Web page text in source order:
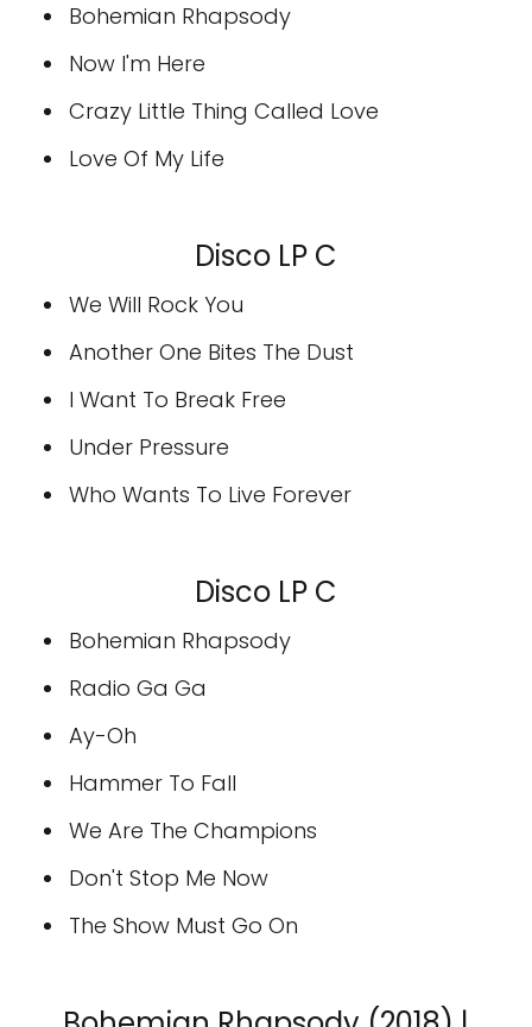
Bohemian Rhapsody
Now I'm Here
Crazy Little Thing Called Love
Love Of My Life
Disco LP C
We Will Rock You
Another One Bites The Dust
I Want To Break Free
Under Pressure
Who Wants To Live Forever
Disco LP C
Bohemian Rhapsody
Radio Ga Ga
Ay-Oh
Hammer To Fall
We Are The Champions
Don't Stop Me Now
The Show Must Go On